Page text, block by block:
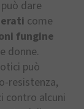
dare
come
fungine
donne.
può
resistenza,
contro alcuni